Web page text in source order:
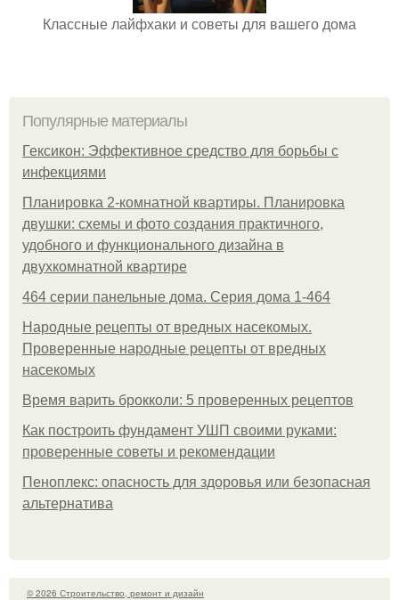
Классные лайфхаки и советы для вашего дома
Популярные материалы
Гексикон: Эффективное средство для борьбы с
инфекциями
Планировка 2-комнатной квартиры. Планировка
двушки: схемы и фото создания практичного,
удобного и функционального дизайна в
двухкомнатной квартире
464 серии панельные дома. Серия дома 1-464
Народные рецепты от вредных насекомых.
Проверенные народные рецепты от вредных
насекомых
Время варить брокколи: 5 проверенных рецептов
Как построить фундамент УШП своими руками:
проверенные советы и рекомендации
Пеноплекс: опасность для здоровья или безопасная
альтернатива
© 2026 Строительство, ремонт и дизайн